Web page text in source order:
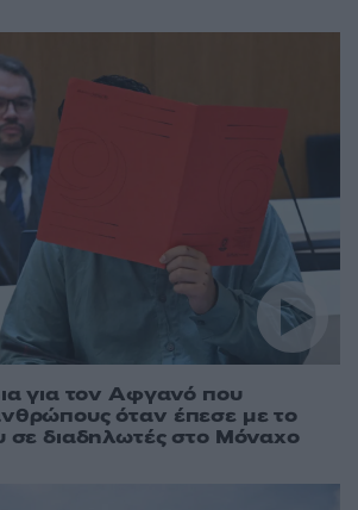
για τον Αφγανό που
όταν έπεσε με το
σε διαδηλωτές στο Μόναχο